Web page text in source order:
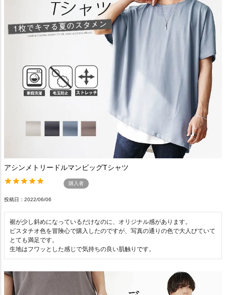
アシンメトリードルマンビッグTシャツ
購入者
投稿日 2022/06/06
裾が少し斜めになっているだけなのに、オリジナル感があります。
ピスタチオ色を冒険心で購入したのですが、写真の通りの色で大人びていて
とても満足です。
生地はフワッとした感じで気持ちの良い肌触りです。